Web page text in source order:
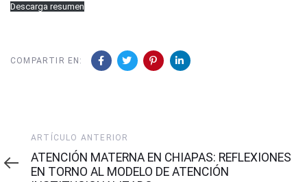
Descarga resumen
COMPARTIR EN:
Artículo
Anterior
ARTÍCULO ANTERIOR
ATENCIÓN MATERNA EN CHIAPAS: REFLEXIONES
EN TORNO AL MODELO DE ATENCIÓN